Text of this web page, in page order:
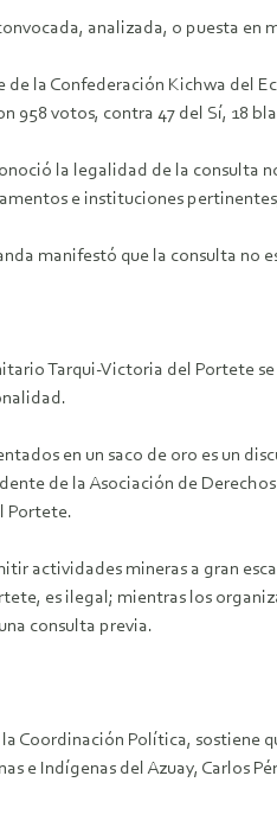
analizada, o puesta
la Confederación Kichwa del
votos, contra 47 del Sí, 18
la legalidad de la
e instituciones
manifestó que la consulta no
Tarqui-Victoria del Portete
en un saco de oro es un
de la Asociación de
Portete.
actividades mineras a gran
es ilegal; mientras los
consulta previa.
Coordinación Política, sostiene
e Indígenas del Azuay, Carlos